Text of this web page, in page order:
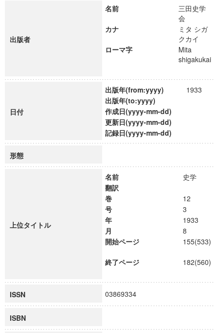
出版者
名前
三田史学
会
カナ
ミタ シガ
クカイ
ローマ字
Mita
shigakukai
日付
出版年(from:yyyy)
1933
出版年(to:yyyy)
作成日(yyyy-mm-dd)
更新日(yyyy-mm-dd)
記録日(yyyy-mm-dd)
形態
上位タイトル
名前
史学
翻訳
巻
12
号
3
年
1933
月
8
開始ページ
155(533)
終了ページ 182(560)
ISSN 03869334
ISBN